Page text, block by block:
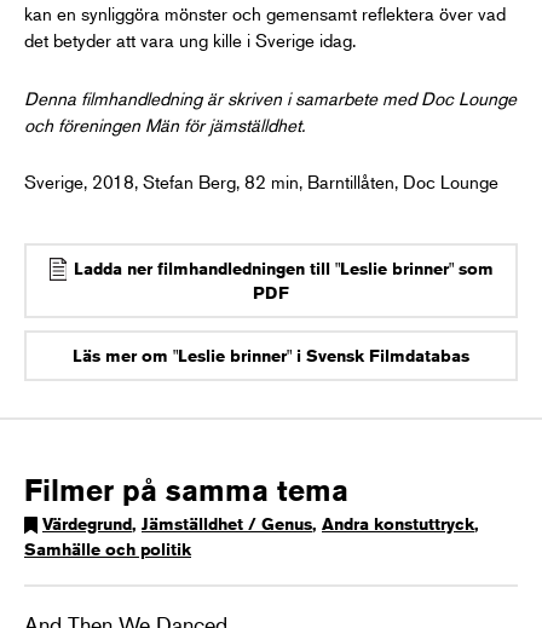
kan en synliggöra mönster och gemensamt reflektera över vad
det betyder att vara ung kille i Sverige idag.
Denna filmhandledning är skriven i samarbete med Doc Lounge
och föreningen Män för jämställdhet.
Sverige, 2018, Stefan Berg, 82 min, Barntillåten, Doc Lounge
Ladda ner filmhandledningen till "Leslie brinner" som
PDF
Läs mer om "Leslie brinner" i Svensk Filmdatabas
Filmer på samma tema
Värdegrund, Jämställdhet / Genus, Andra konstuttryck,
Samhälle och politik